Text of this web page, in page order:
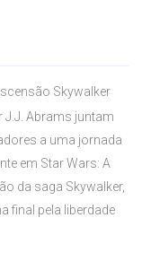
Skywalker
J.J. Abrams juntam
a uma jornada
em Star Wars: A
da saga Skywalker,
final pela liberdade